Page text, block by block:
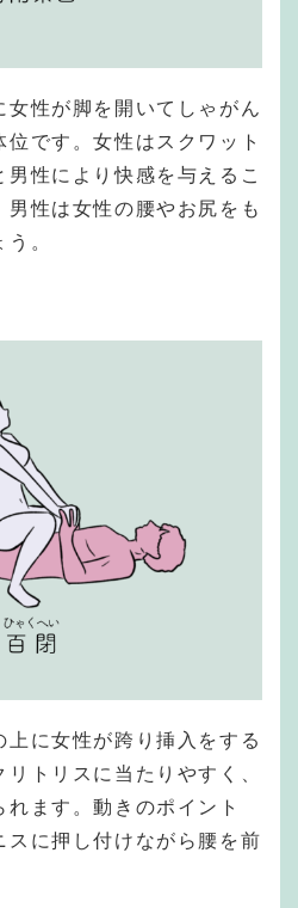
女性が脚を開いてしゃがん
です。女性はスクワット
性により快感を与えるこ
男性は女性の腰やお尻をも
。
に女性が跨り挿入をする
トリスに当たりやすく、
ます。動きのポイント
スに押し付けながら腰を前